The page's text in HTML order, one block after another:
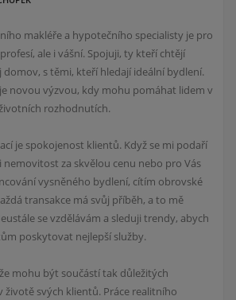
makléře a hypotečního specialisty je pro
ale i vášní. Spojuji, ty kteří chtějí
domov, s těmi, kteří hledají ideální bydlení.
novou výzvou, kdy mohu pomáhat lidem v
rozhodnutích.
je spokojenost klientů. Když se mi podaří
nemovitost za skvělou cenu nebo pro Vás
vysněného bydlení, cítím obrovské
transakce má svůj příběh, a to mě
se vzdělávám a sleduji trendy, abych
poskytovat nejlepší služby.
mohu být součástí tak důležitých
životě svých klientů. Práce realitního